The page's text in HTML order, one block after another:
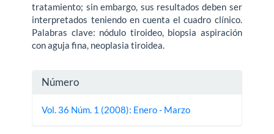
tratamiento; sin embargo, sus resultados deben ser
interpretados teniendo en cuenta el cuadro clínico.
Palabras clave: nódulo tiroideo, biopsia aspiración
con aguja fina, neoplasia tiroidea.
Detalles
del
Número
Vol. 36 Núm. 1 (2008): Enero - Marzo